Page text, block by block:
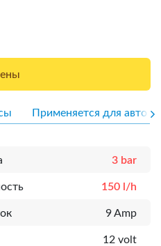
Применяется для авто
3 bar
150 l/h
9 Amp
12 volt